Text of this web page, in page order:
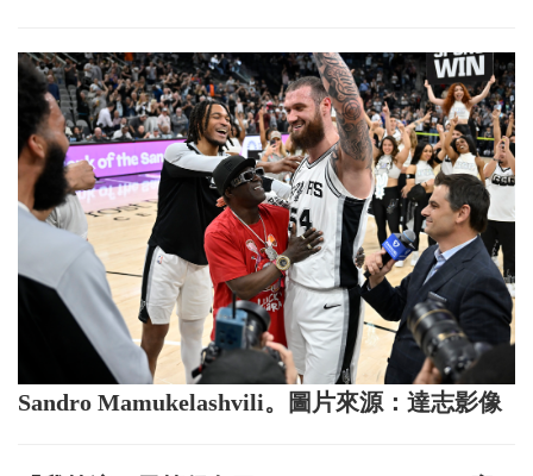
Sandro Mamukelashvili。圖片來源：達志影像